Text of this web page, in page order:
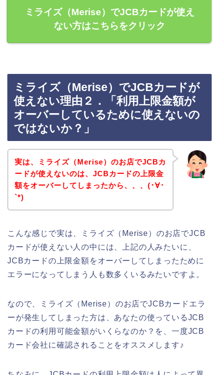
ミライズ（Merise）でJCBカードが使え
ない方はこちらをクリック
ミライズ（Merise）でJCBカードが
使えない理由２．「利用上限金額が
オーバーしているために使えないの
ではないか？」
実は、ミライズ（Merise）のお店でJCBカ
ードが使えないのは、JCBカードの上限金
額をオーバーしてしまったから、、、(･∀･
`*)
こんな感じで実は、ミライズ（Merise）のお店でJCB
カードが使えない人の中には、上記の人みたいに、
JCBカードの上限金額をオーバーしてしまったために
エラーになってしまう人も数多くいるみたいですよ。
なので、ミライズ（Merise）のお店でJCBカードエラ
ーが発生してしまった方は、あなたの使っているJCB
カードの利用可能金額がいくらなのか？を、一度JCB
カード会社に確認されることをオススメします♪